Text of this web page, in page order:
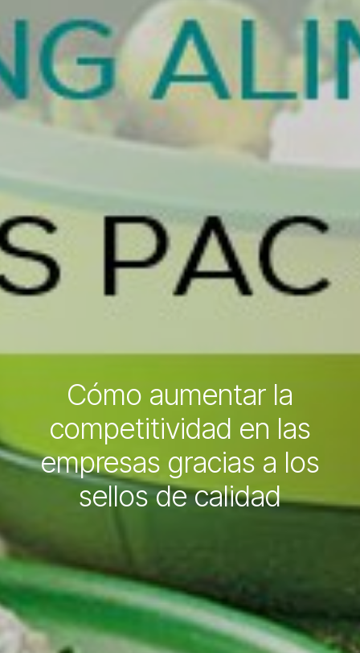
Cómo aumentar la
competitividad en las
empresas gracias a los
sellos de calidad